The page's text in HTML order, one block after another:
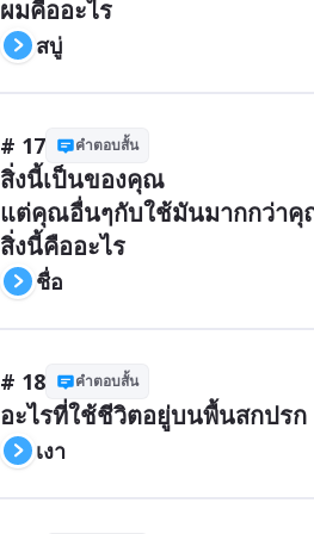
ผมคืออะไร
สบู่
# 17 คำตอบสั้น
สิ่งนี้เป็นของคุณ
แต่คุณอื่นๆกับใช้มันมากกว่า
สิ่งนี้คืออะไร
ชื่อ
# 18 คำตอบสั้น
อะไรที่ใช้ชีวิตอยู่บนพื้นสกปรก
เงา